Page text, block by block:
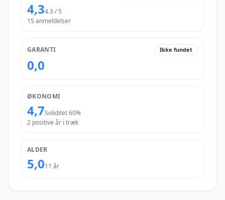
4,34.3 / 5
15 anmeldelser
GARANTI Ikke fundet
0,0
ØKONOMI
4,7Soliditet 60%
2 positive år i træk
ALDER
5,011 år